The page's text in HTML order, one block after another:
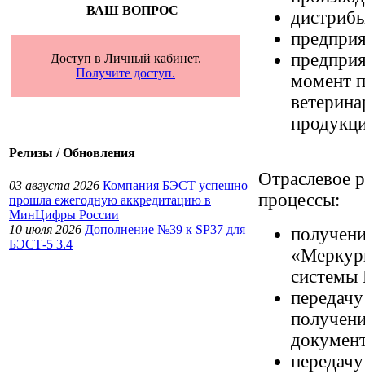
ВАШ ВОПРОС
Доступ в Личный кабинет.
Получите доступ.
Релизы / Обновления
03 августа 2026 Компания БЭСТ успешно
прошла ежегодную аккредитацию в
МинЦифры России
10 июля 2026 Дополнение №39 к SP37 для
БЭСТ-5 3.4
момент
Отраслевое
процессы: